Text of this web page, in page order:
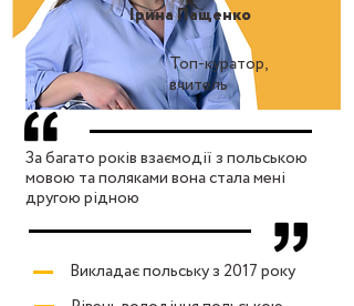
Топ-куратор,
вчитель
Ірина Пащенко
За багато років взаємодії з польською
мовою та поляками вона стала мені
другою рідною
Викладає польську з 2017 року